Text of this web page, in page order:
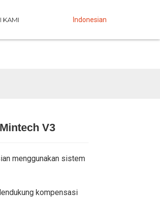
KAMI Indonesian
V3
menggunakan sistem
kompensasi